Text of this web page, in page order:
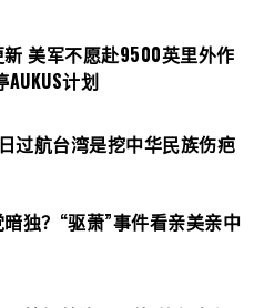
美军不愿赴9500英里外作
计划
过航台湾是挖中华民族伤疤
独？“驱萧”事件看亲美亲中